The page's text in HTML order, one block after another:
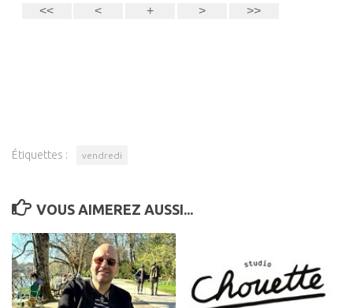
Étiquettes : vendredi
VOUS AIMEREZ AUSSI...